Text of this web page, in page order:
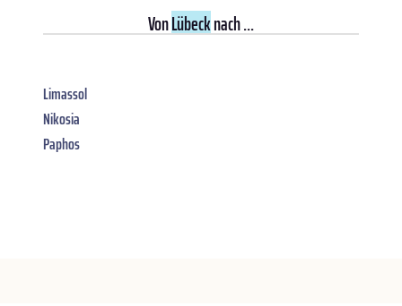
VonLübecknach ...
Limassol
Nikosia
Paphos